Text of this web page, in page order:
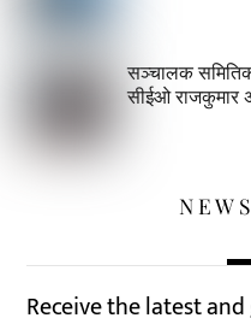
सञ्चालक
सीईओ राजकुमार
Receive the latest